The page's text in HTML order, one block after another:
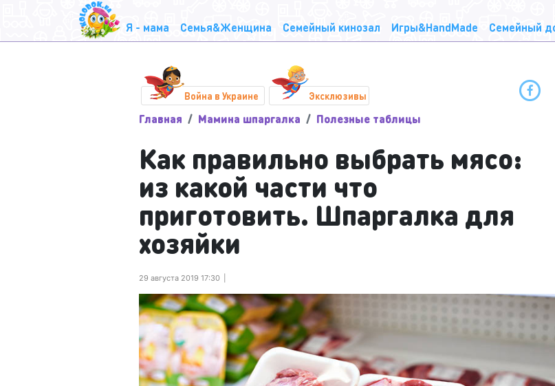
Я - мама Семья&Женщина Семейный кинозал Игры&HandMade Семейный
Война в Украине Эксклюзивы
Главная Мамина шпаргалка Полезные таблицы
Как правильно выбрать мясо:
из какой части что
приготовить. Шпаргалка для
хозяйки
29 августа 2019 17:30